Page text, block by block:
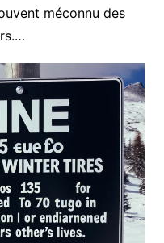
méconnu des